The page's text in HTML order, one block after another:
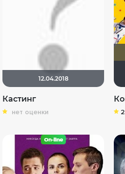
12.04.2018
Кастинг
нет оценки